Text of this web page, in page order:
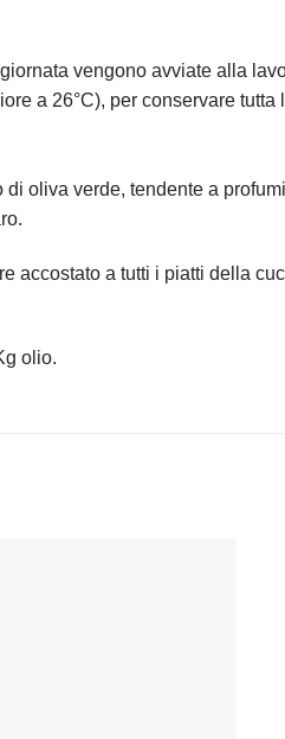
vengono avviate alla
a 26°C), per conservare tutta
oliva verde, tendente a
accostato a tutti i piatti della
olio.